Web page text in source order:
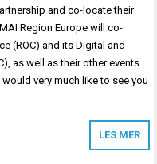
and co-locate their
Region Europe will co-
(ROC) and its Digital and
as well as their other events
very much like to see you
LES MER